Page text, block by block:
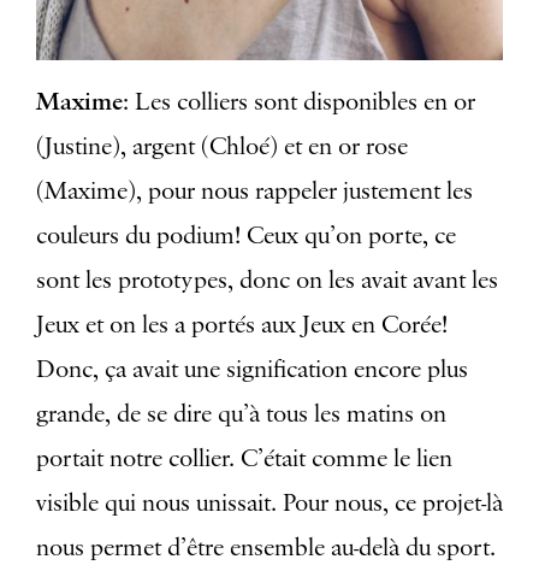
Maxime: Les colliers sont disponibles en or
(Justine), argent (Chloé) et en or rose
(Maxime), pour nous rappeler justement les
couleurs du podium! Ceux qu’on porte, ce
sont les prototypes, donc on les avait avant les
Jeux et on les a portés aux Jeux en Corée!
Donc, ça avait une signification encore plus
grande, de se dire qu’à tous les matins on
portait notre collier. C’était comme le lien
visible qui nous unissait. Pour nous, ce projet-là
nous permet d’être ensemble au-delà du sport.